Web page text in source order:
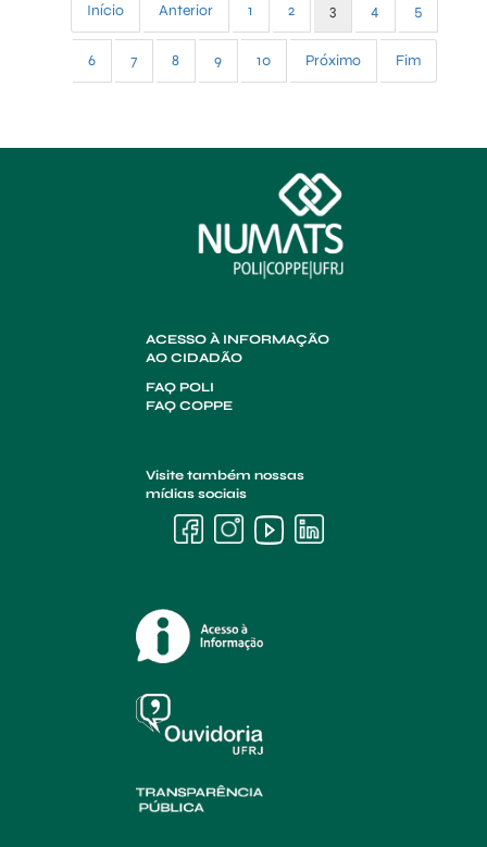
Início Anterior 1 2 3 4 5
6 7 8 9 10 Próximo Fim
ACESSO À INFORMAÇÃO
AO CIDADÃO
FAQ POLI
FAQ COPPE
Visite também nossas
mídias sociais